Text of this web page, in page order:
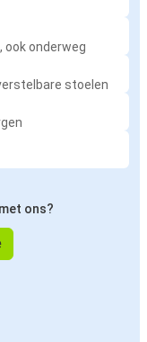
ook onderweg
stoelen
ons?